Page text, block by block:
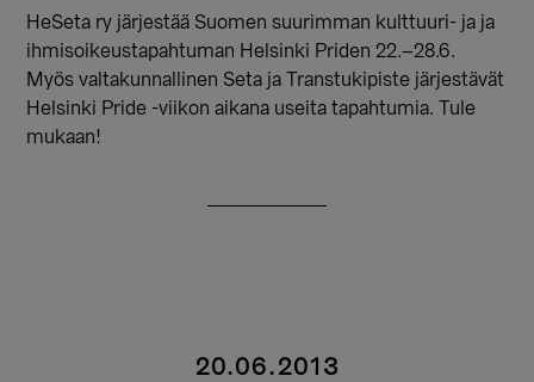
HeSeta ry järjestää Suomen suurimman kulttuuri- ja ja
ihmisoikeustapahtuman Helsinki Priden 22.–28.6.
Myös valtakunnallinen Seta ja Transtukipiste järjestävät
Helsinki Pride -viikon aikana useita tapahtumia. Tule
mukaan!
20.06.2013